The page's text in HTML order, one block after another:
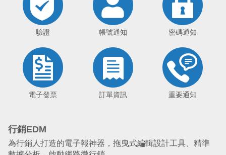
驗證 帳號通知 密碼通知
電子發票 訂單資訊 重要通知
行銷EDM
為行銷人打造的電子報神器，拖曳式編輯設計工具、精準